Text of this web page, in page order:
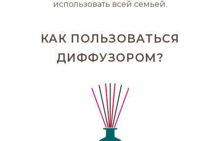
использовать всей семьей.
КАК ПОЛЬЗОВАТЬСЯ
ДИФФУЗОРОМ?